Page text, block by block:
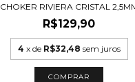
CHOKER RIVIERA CRISTAL
R$129,90
4 x de R$32,48 sem juros
COMPRAR